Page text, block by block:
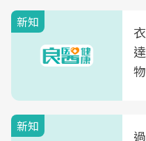
新知
新知